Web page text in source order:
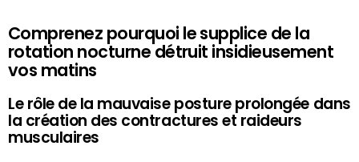
Comprenez pourquoi le supplice de la
rotation nocturne détruit insidieusement
vos matins
Le rôle de la mauvaise posture prolongée dans
la création des contractures et raideurs
musculaires